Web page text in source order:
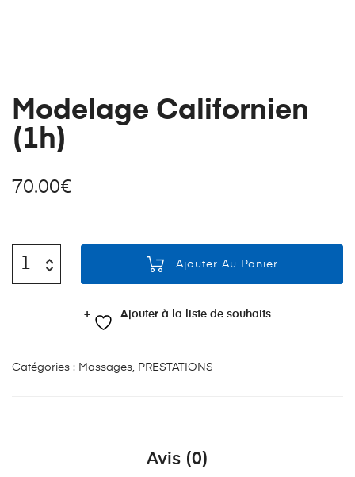
Modelage Californien
(1h)
70.00€
Quantité
(1h)
Ajouter Au Panier
Ajouter à la liste de souhaits
Catégories : Massages PRESTATIONS
Avis (0)